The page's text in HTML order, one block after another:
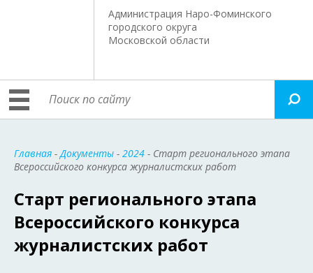
Администрация Наро-Фоминского
городского округа
Московской области
Главная -Документы - 2024 - Старт регионального этапа
Всероссийского конкурса журналистских работ
Старт регионального этапа
Всероссийского конкурса
журналистских работ